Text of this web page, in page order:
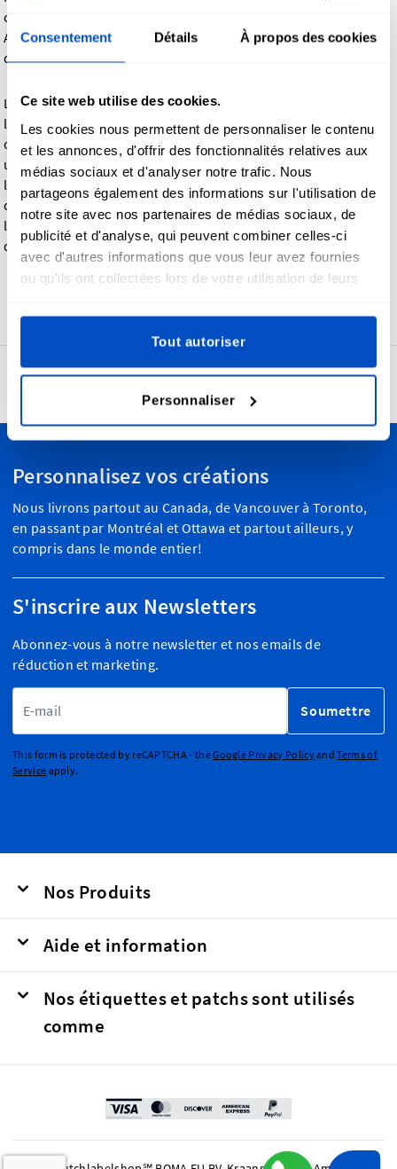
Consentement Détails À propos des cookies
Ce site web utilise des cookies.
Les cookies nous permettent de personnaliser le contenu
et les annonces, d'offrir des fonctionnalités relatives aux
médias sociaux et d'analyser notre trafic. Nous
partageons également des informations sur l'utilisation de
notre site avec nos partenaires de médias sociaux, de
publicité et d'analyse, qui peuvent combiner celles-ci
avec d'autres informations que vous leur avez fournies
ou qu'ils ont collectées lors de votre utilisation de leurs
Tout autoriser
Personnaliser
centres de distribution qui se situent à Philadelphie,
Amsterdam, Londres, Ontario et Sydney, en fonction de la
destination finale du colis.
Le fret aérien international est malheureusement affecté par
les problèmes de chaîne d'approvisionnement mondiale qui
ont commencé en 2020 avec le début du COVID. Bien que notre
usine soit entièrement opérationnelle et ne soit pas affectée,
les transporteurs aériens internationaux sont parfois
confrontés à des retards indépendants de notre volonté
lorsqu'ils transportent nos produits de Chine vers nos centres
de distribution.
4,7
Personnalisez vos créations
Nous livrons partout au Canada, de Vancouver à Toronto,
en passant par Montréal et Ottawa et partout ailleurs, y
compris dans le monde entier!
S'inscrire aux Newsletters
Abonnez-vous à notre newsletter et nos emails de
réduction et marketing.
Soumettre
This form is protected by reCAPTCHA - theGoogle Privacy PolicyandTerms of
Service apply.
Nos Produits
Aide et information
Nos étiquettes et patchs sont utilisés
comme